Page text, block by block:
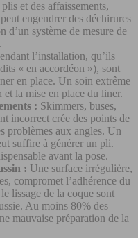
et des affaissements,
engendrer des déchirures
d’un système de mesure de
l’installation, qu’ils
« en accordéon »), sont
en place. Un soin extrême
la mise en place du liner.
: Skimmers, buses,
incorrect crée des points de
problèmes aux angles. Un
suffire à générer un pli.
avant la pose.
: Une surface irrégulière,
compromet l’adhérence du
lissage de la coque sont
Au moins 80% des
mauvaise préparation de la